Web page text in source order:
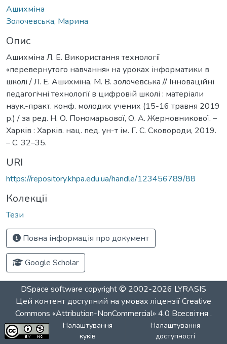
Ашихміна
Золочевська, Марина
Опис
Ашихміна Л. Е. Використання технології
«перевернутого навчання» на уроках інформатики в
школі / Л. Е. Ашихміна, М. В. золочевська // Інноваційні
педагогічні технології в цифровій школі : матеріали
наук.-практ. конф. молодих учених (15-16 травня 2019
р.) / за ред. Н. О. Пономарьової, О. А. Жерновникової. –
Харків : Харків. нац. пед. ун-т ім. Г. С. Сковороди, 2019.
– С. 32–35.
URI
https://repository.khpa.edu.ua/handle/123456789/88
Колекції
Тези
Повна інформація про документ
Google Scholar
DSpace software copyright © 2002-2026 LYRASIS
Цей контент доступний на умовах ліцензіїCreative
Commons «Attribution-NonCommercial» 4.0 Всесвітня .
Налаштування
куків
Налаштування
доступності